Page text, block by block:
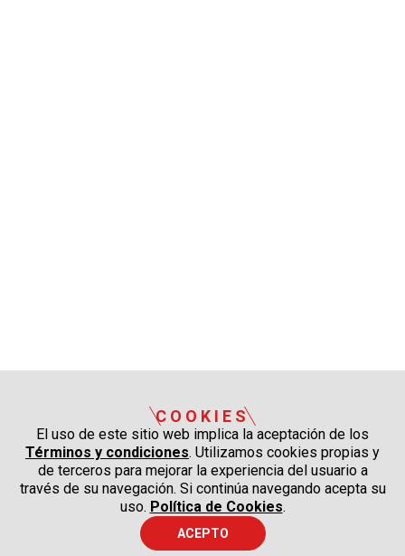
COOKIES
El uso de este sitio web implica la aceptación de los
Términos y condiciones. Utilizamos cookies propias y
de terceros para mejorar la experiencia del usuario a
través de su navegación. Si continúa navegando acepta su
uso. Política de Cookies.
ACEPTO